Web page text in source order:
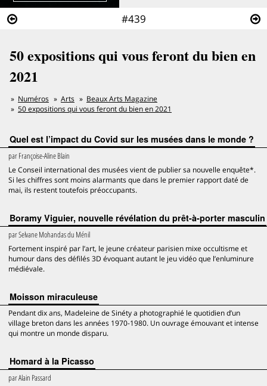
#439
50 expositions qui vous feront du bien en
2021
Numéros Arts
Beaux Arts Magazine
50 expositions qui vous feront du bien en 2021
Quel est l’impact du Covid sur les musées dans le monde ?
parFrançoise-Aline Blain
Le Conseil international des musées vient de publier sa nouvelle enquête*.
Si les chiffres sont moins alarmants que dans le premier rapport daté de
mai, ils restent toutefois préoccupants.
Boramy Viguier, nouvelle révélation du prêt-à-porter masculin
parSelvane Mohandas du Ménil
Fortement inspiré par l’art, le jeune créateur parisien mixe occultisme et
humour dans des défilés 3D évoquant autant le jeu vidéo que l’enluminure
médiévale.
Moisson miraculeuse
Pendant dix ans, Madeleine de Sinéty a photographié le quotidien d’un
village breton dans les années 1970-1980. Un ouvrage émouvant et intense
qui montre un monde disparu.
Homard à la Picasso
parAlain Passard